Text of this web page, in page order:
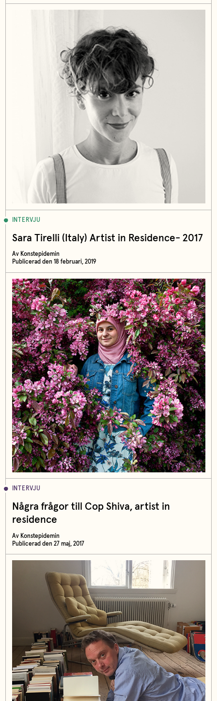
INTERVJU
Sara Tirelli (Italy) Artist in Residence- 2017
Av Konstepidemin
Publicerad den 18 februari, 2019
INTERVJU
Några frågor till Cop Shiva, artist in
residence
Av Konstepidemin
Publicerad den 27 maj, 2017